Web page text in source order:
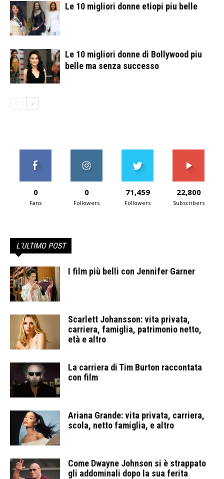
Le 10 migliori donne etiopi piu belle
Le 10 migliori donne di Bollywood piu
belle ma senza successo
0
Fans
0
Followers
71,459
Followers
22,800
Subscribers
L'ULTIMO POST
I film più belli con Jennifer Garner
Scarlett Johansson: vita privata,
carriera, famiglia, patrimonio netto,
età e altro
La carriera di Tim Burton raccontata
con film
Ariana Grande: vita privata, carriera,
scola, netto famiglia, e altro
Come Dwayne Johnson si è strappato
gli addominali dopo la sua ferita